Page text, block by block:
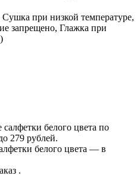
при низкой температуре,
запрещено, Глажка при
белого цвета по
279 рублей.
белого цвета — в
.